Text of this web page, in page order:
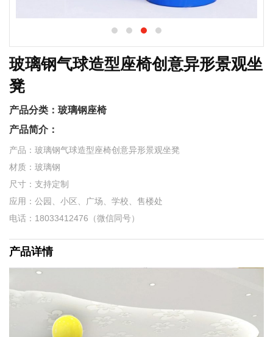
玻璃钢气球造型座椅创意异形景观坐
凳
产品分类： 玻璃钢座椅
产品简介：
产品：玻璃钢气球造型座椅创意异形景观坐凳
材质：玻璃钢
尺寸：支持定制
应用：公园、小区、广场、学校、售楼处
电话：18033412476（微信同号）
产品详情